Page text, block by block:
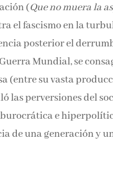
(Que no muera la
el fascismo en la
posterior el
Mundial, se
(entre su vasta
las perversiones del
burocrática e
de una generación y